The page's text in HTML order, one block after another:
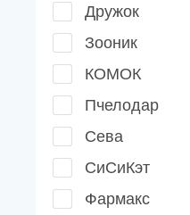
Дружок
Зооник
КОМОК
Пчелодар
Сева
СиСиКэт
Фармакс